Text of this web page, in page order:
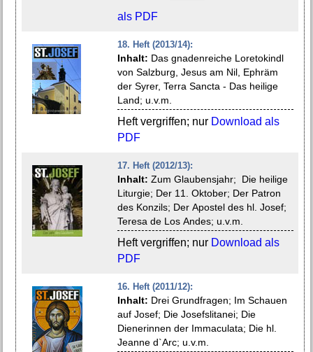
als PDF
18. Heft (2013/14):
Inhalt: Das gnadenreiche Loretokindl
von Salzburg, Jesus am Nil, Ephräm
der Syrer, Terra Sancta - Das heilige
Land; u.v.m.
Heft vergriffen; nur Download als
PDF
17. Heft (2012/13):
Inhalt: Zum Glaubensjahr; Die heilige
Liturgie; Der 11. Oktober; Der Patron
des Konzils; Der Apostel des hl. Josef;
Teresa de Los Andes; u.v.m.
Heft vergriffen; nur Download als
PDF
16. Heft (2011/12):
Inhalt: Drei Grundfragen; Im Schauen
auf Josef; Die Josefslitanei; Die
Dienerinnen der Immaculata; Die hl.
Jeanne d`Arc; u.v.m.